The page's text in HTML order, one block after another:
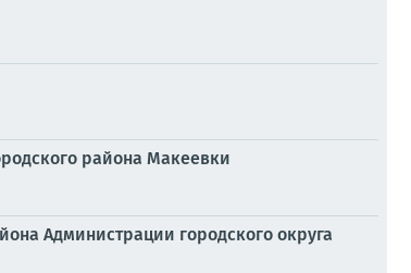
района Макеевки
Администрации городского округа